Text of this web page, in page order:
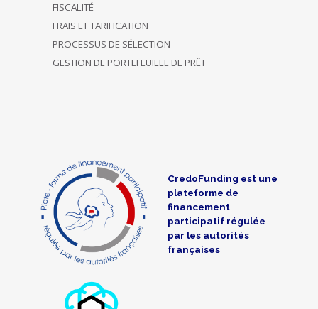
FISCALITÉ
FRAIS ET TARIFICATION
PROCESSUS DE SÉLECTION
GESTION DE PORTEFEUILLE DE PRÊT
CredoFunding est une
plateforme de
financement
participatif régulée
par les autorités
françaises